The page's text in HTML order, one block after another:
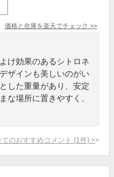
価格と在庫を楽天でチェック >>
け効果のあるシトロネ
ザインも美しいのがい
した重量があり、安定
な場所に置きやすく、
てのおすすめコメント (1 件) >